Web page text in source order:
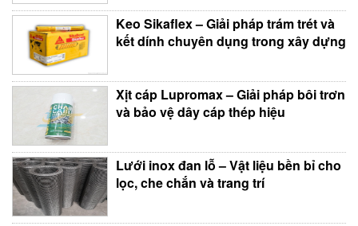
Keo Sikaflex – Giải pháp trám trét và
kết dính chuyên dụng trong xây dựng
Xịt cáp Lupromax – Giải pháp bôi trơn
và bảo vệ dây cáp thép hiệu
Lưới inox đan lỗ – Vật liệu bền bỉ cho
lọc, che chắn và trang trí